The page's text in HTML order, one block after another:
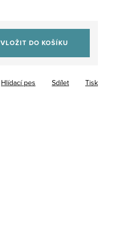
VLOŽIT DO KOŠÍKU
Tisk
Hlídací pes Sdílet